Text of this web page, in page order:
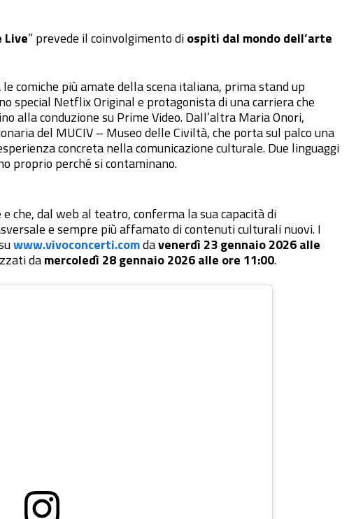
Live” prevede il coinvolgimento diospiti dal mondo dell’arte
comiche più amate della scena italiana, prima stand up
special Netflix Original e protagonista di una carriera che
alla conduzione su Prime Video. Dall’altra Maria Onori,
del MUCIV – Museo delle Civiltà, che porta sul palco una
concreta nella comunicazione culturale. Due linguaggi
proprio perché si contaminano.
che, dal web al teatro, conferma la sua capacità di
e sempre più affamato di contenuti culturali nuovi. I
www.vivoconcerti.comdavenerdì 23 gennaio 2026 alle
damercoledì 28 gennaio 2026 alle ore 11:00.